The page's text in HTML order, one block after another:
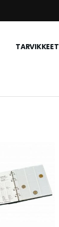
TARVIKKEET